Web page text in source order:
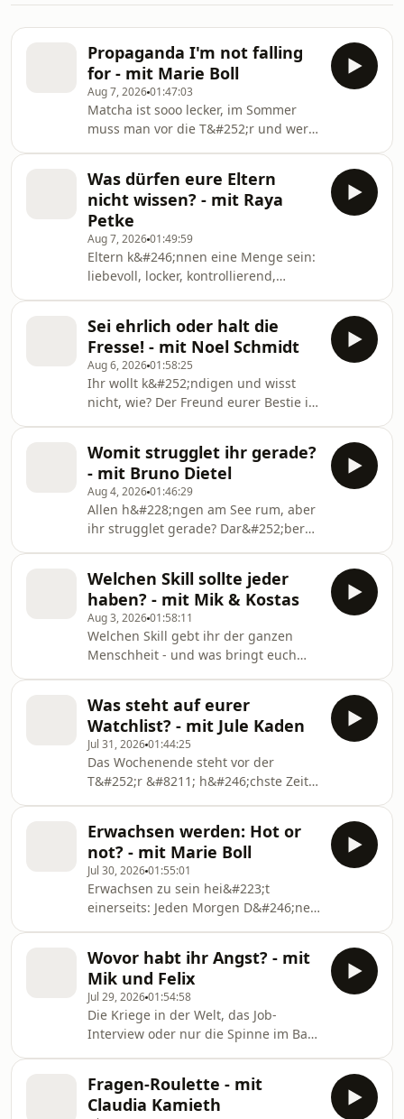
Propaganda I'm not falling
for - mit Marie Boll
Aug 7, 202601:47:03
Matcha ist sooo lecker, im Sommer
muss man vor die T&#252;r und wer
besprochen, f&#252;r welche
Propaganda ihr nicht fallt. Bei Josi
sind es ASMR-Videos - und Kasimir
checkt nicht, wieso jetzt alle
Proteinpudding essen.
Was dürfen eure Eltern
nicht wissen? - mit Raya
Petke
Aug 7, 202601:49:59
Eltern k&#246;nnen eine Menge sein:
liebevoll, locker, kontrollierend,
Trotzdem erz&#228;hlen die meisten
von uns ihnen nicht alles. Genau
darum geht&#39;s heute. Was wissen
eure Eltern nicht &#252;ber euch -
und sollten es auch blo&#223; nicht
erfahren? Habt ihr ihnen schon mal
was geklaut? Habt ihr ihnen nie von
eurer Sexualit&#228
Sei ehrlich oder halt die
Fresse! - mit Noel Schmidt
Aug 6, 202601:58:25
Ihr wollt k&#252;ndigen und wisst
nicht, wie? Der Freund eurer Bestie ist
Ratschl&#228;ge nerven, aber ihr
nickt trotzdem? Wir kennen sie alle:
Notl&#252;gen. H&#246;flichkeiten.
Ausreden. Heute ist Schluss damit!
Noel macht den Anfang: Er ruft live
seinen Kumpel Gabriel an, um ihm zu
sagen, dass er keinen Bock auf seinen
Geburtstag ha
Womit strugglet ihr gerade?
- mit Bruno Dietel
Aug 4, 202601:46:29
Allen h&#228;ngen am See rum, aber
ihr strugglet gerade? Dar&#252;ber
Menschen, Verkehr auf den
Stra&#223;en oder die Angst, einen
Zug zu verpassen.
Welchen Skill sollte jeder
haben? - mit Mik & Kostas
Aug 3, 202601:58:11
Welchen Skill gebt ihr der ganzen
Menschheit - und was bringt euch
was ganz Reales: Zuh&#246;ren
k&#246;nnen ohne sofort zu urteilen,
sich entschuldigen ohne rumzueiern,
oder Konflikte kl&#228;ren, statt sie
totzuschweigen. Mik und Kostas
wollten mit euch rausfinden, was den
Leuten um euch rum am meisten
fehlt - und manchmal sag
Was steht auf eurer
Watchlist? - mit Jule Kaden
Jul 31, 202601:44:25
Das Wochenende steht vor der
T&#252;r &#8211; h&#246;chste Zeit
in einer Nacht durchbingen kann. Jule
braucht Nachschub und wollte im
Blue Moon von euch wissen: Was sind
eure absoluten Lieblingsfilme und
welche Serien k&#246;nnt ihr
empfehlen? Welcher Film oder welche
Serie hat euch zuletzt richtig
umgehauen, zum Lachen gebrach
Erwachsen werden: Hot or
not? - mit Marie Boll
Jul 30, 202601:55:01
Erwachsen zu sein hei&#223;t
einerseits: Jeden Morgen D&#246;ner
Steuererkl&#228;rung, Rechnungen.
Marie Boll hat mit euch mal
gekl&#228;rt: Ist Erwachsenwerden
das gro&#223;e Upgrade oder
k&#246;nntet ihr darauf verzichten?
Wovor habt ihr Angst? - mit
Mik und Felix
Jul 29, 202601:54:58
Die Kriege in der Welt, das Job-
Interview oder nur die Spinne im Bad:
&#252;ber eure gro&#223;en und
kleinen &#196;ngste gesprochen und
Fragen-Roulette - mit
Claudia Kamieth